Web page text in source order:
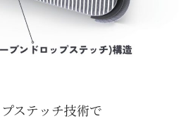
ステッチ技術で